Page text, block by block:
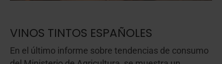
VINOS TINTOS ESPAÑOLES
En el último informe sobre tendencias de consumo